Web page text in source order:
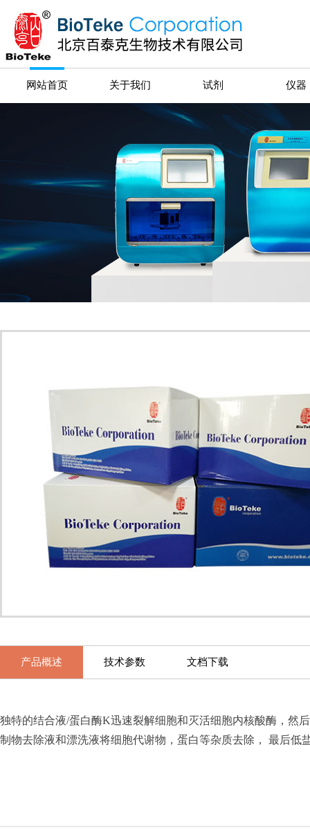
网站首页 关于我们 试剂 仪器
产品概述 技术参数 文档下载
独特的结合液/蛋白酶K迅速裂解细胞和灭活细胞内核酸酶，然
制物去除液和漂洗液将细胞代谢物，蛋白等杂质去除， 最后